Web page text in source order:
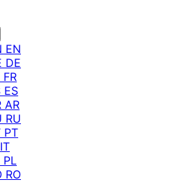
EN
DE
FR
ES
AR
RU
PT
IT
PL
RO